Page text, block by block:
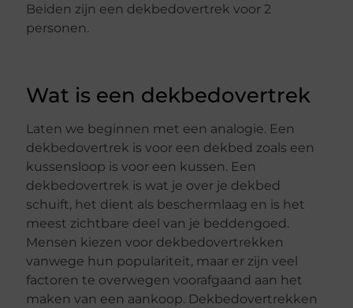
Beiden zijn een dekbedovertrek voor 2
personen.
Wat is een dekbedovertrek
Laten we beginnen met een analogie. Een
dekbedovertrek is voor een dekbed zoals een
kussensloop is voor een kussen. Een
dekbedovertrek is wat je over je dekbed
schuift, het dient als beschermlaag en is het
meest zichtbare deel van je beddengoed.
Mensen kiezen voor dekbedovertrekken
vanwege hun populariteit, maar er zijn veel
factoren te overwegen voorafgaand aan het
maken van een aankoop. Dekbedovertrekken